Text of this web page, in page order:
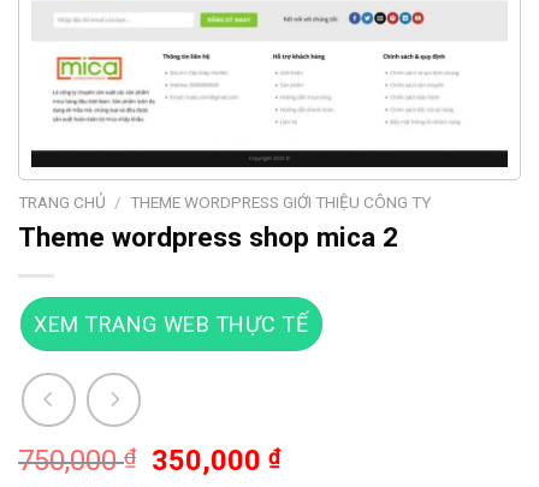
TRANG CHỦ / THEME WORDPRESS GIỚI THIỆU CÔNG TY
Theme wordpress shop mica 2
XEM TRANG WEB THỰC TẾ
750,000₫
Giá
350,000₫Giá